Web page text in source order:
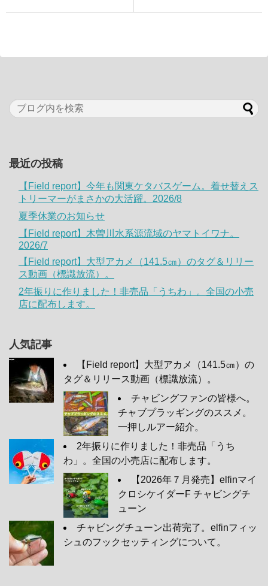
最近の投稿
【Field report】今年も関東ケタバスゲーム。着せ替えス
トリーマーがまさかの大活躍。2026/8
夏季休業のお知らせ
【Field report】木曽川水系源流域のヤマトイワナ。
2026/7
【Field report】大型アカメ（141.5㎝）のタグ＆リリー
ス動画（標識放流）。
2年振りに作りました！非売品「うちわ」。全国の小売
店に配布します。
人気記事
【Field report】大型アカメ（141.5㎝）の
タグ＆リリース動画（標識放流）。
チャビングファンの皆様へ。
チャブプラッギングのススメ。
一押しルアー紹介。
2年振りに作りました！非売品「うち
わ」。全国の小売店に配布します。
【2026年７月発売】elfinマイ
クロシケイダーF チャビングチ
ューン
チャビングチューン出荷完了。elfinフィッ
シュのフックセッティングについて。